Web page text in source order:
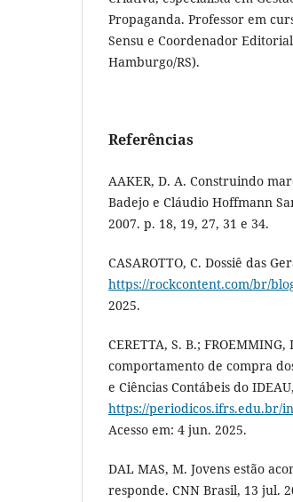
Propaganda. Professor em
Sensu e Coordenador
Hamburgo/RS).
Referências
AAKER, D. A. Construindo
Badejo e Cláudio Hoffmann
2007. p. 18, 19, 27, 31 e 34.
CASAROTTO, C. Dossiê das
https://rockcontent.com/br/
2025.
CERETTA, S. B.;
comportamento de compra
e Ciências Contábeis do
https://periodicos.ifrs.edu.br/
Acesso em: 4 jun. 2025.
DAL MAS, M. Jovens estão
responde. CNN Brasil, 13 jul.